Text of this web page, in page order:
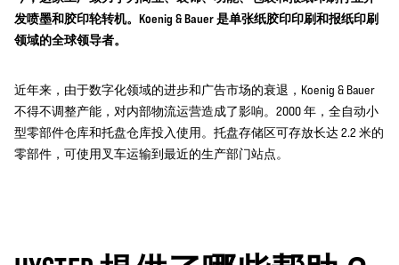
发喷墨和胶印轮转机。Koenig & Bauer 是单张纸胶印印刷和报纸印刷
领域的全球领导者。
近年来，由于数字化领域的进步和广告市场的衰退，Koenig & Bauer
不得不调整产能，对内部物流运营造成了影响。2000 年，全自动小
型零部件仓库和托盘仓库投入使用。托盘存储区可存放长达 2.2 米的
零部件，可使用叉车运输到最近的生产部门站点。